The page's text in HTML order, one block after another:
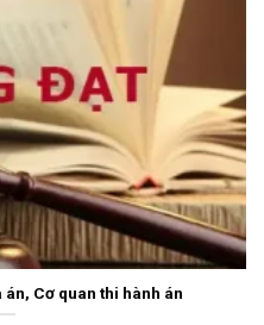
án, Cơ quan thi hành án